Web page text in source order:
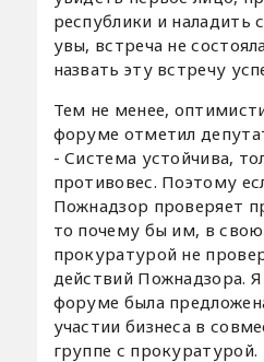
республики и наладить
увы, встреча не
назвать эту встречу
Тем не менее,
форуме отметил
- Система устойчива,
противовес. Поэтому
Пожнадзор проверяет
то почему бы им, в
прокуратурой не
действий Пожнадзора.
форуме была
участии бизнеса в
группе с прокуратурой.